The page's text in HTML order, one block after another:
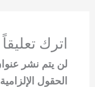
اترك تعليقاً
لن يتم نشر
الحقول